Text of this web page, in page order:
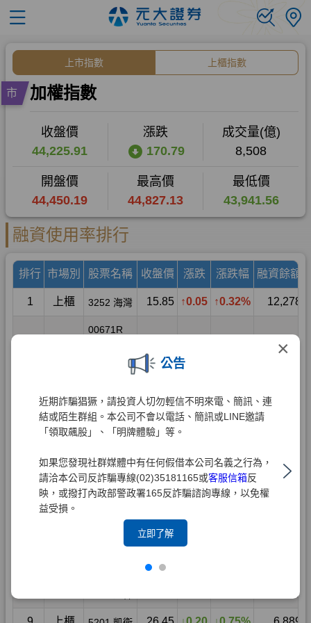
×
公告
近期詐騙猖獗，請投資人切勿輕信不明來電、簡訊、連
結或陌生群組。本公司不會以電話、簡訊或LINE邀請
「領取飆股」、「明牌體驗」等。
如果您發現社群媒體中有任何假借本公司名義之行為，
請洽本公司反詐騙專線(02)35181165或客服信箱反
映，或撥打內政部警政署165反詐騙諮詢專線，以免權
益受損。
立即了解